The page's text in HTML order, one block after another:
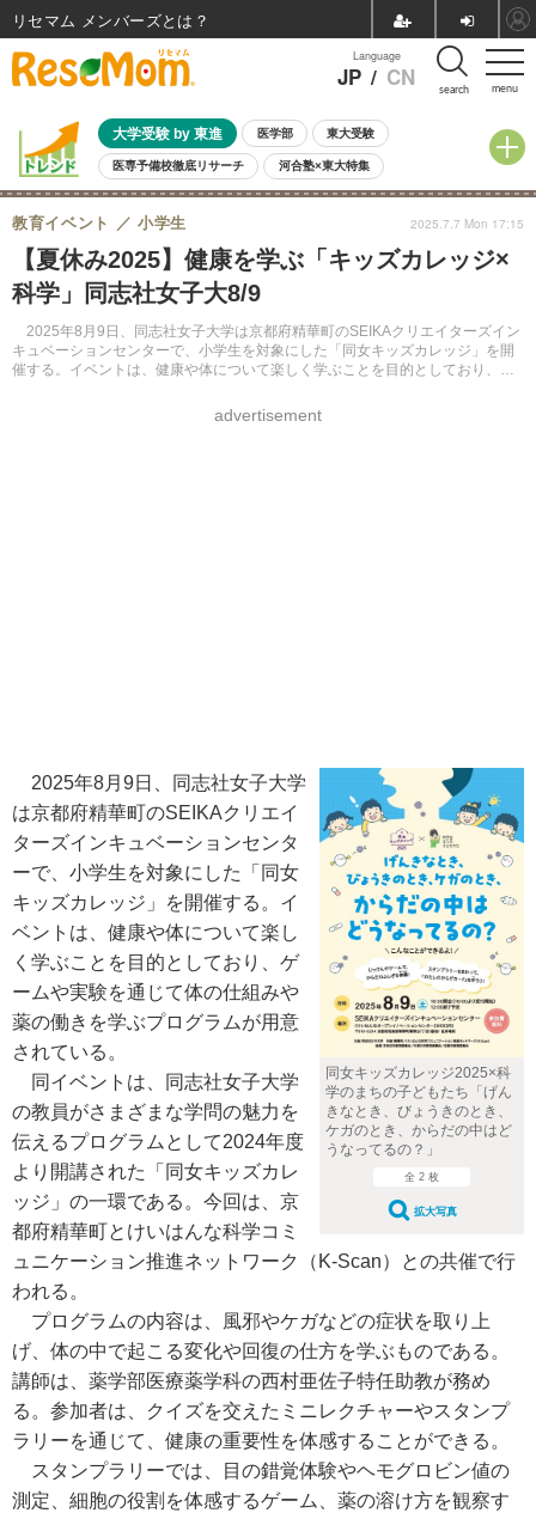
menu
Language
JP / CN search
大学受験 by 東進 医学部 東大受験
医専予備校徹底リサーチ 河合塾×東大特集
親子で考える大学選び 高校受験 中学受験 小学校受験
共通テスト 夏休み
8月開催イベント・WS 全国公立高校 過去問 人気記事
自由研究教材（小学生向け） 自由研究教材（中学生向け）
【夏休み2025】健康を学ぶ「キッズカレッジ×
科学」同志社女子大8/9
2025年8月9日、同志社女子大学は京都府精華町のSEIKAクリエイターズイン
キュベーションセンターで、小学生を対象にした「同女キッズカレッジ」を開
催する。イベントは、健康や体について楽しく学ぶことを目的としており、ゲ
教育イベント 小学生
advertisement
2025.7.7 Mon 17:15
同女キッズカレッジ2025×科
学のまちの子どもたち「げん
きなとき、びょうきのとき、
ケガのとき、からだの中はど
うなってるの？」
全 2 枚
拡大写真
2025年8月9日、同志社女子大学
は京都府精華町のSEIKAクリエイ
ターズインキュベーションセンタ
ーで、小学生を対象にした「同女
キッズカレッジ」を開催する。イ
ベントは、健康や体について楽し
く学ぶことを目的としており、ゲ
ームや実験を通じて体の仕組みや
薬の働きを学ぶプログラムが用意
されている。
同イベントは、同志社女子大学
の教員がさまざまな学問の魅力を
伝えるプログラムとして2024年度
より開講された「同女キッズカレ
ッジ」の一環である。今回は、京
都府精華町とけいはんな科学コミ
ュニケーション推進ネットワーク（K-Scan）との共催で行
われる。
プログラムの内容は、風邪やケガなどの症状を取り上
げ、体の中で起こる変化や回復の仕方を学ぶものである。
講師は、薬学部医療薬学科の西村亜佐子特任助教が務め
る。参加者は、クイズを交えたミニレクチャーやスタンプ
ラリーを通じて、健康の重要性を体感することができる。
スタンプラリーでは、目の錯覚体験やヘモグロビン値の
測定、細胞の役割を体感するゲーム、薬の溶け方を観察す
リセマム メンバーズ